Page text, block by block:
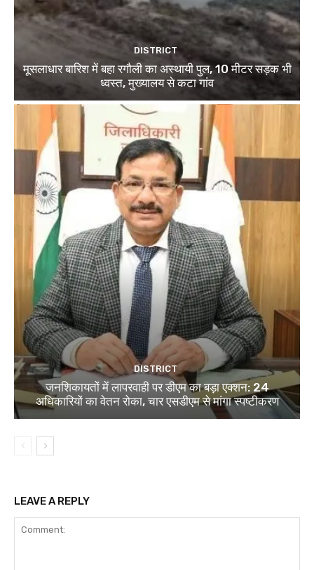
DISTRICT
मूसलाधार बारिश में बहा रगौली का अस्थायी पुल, 10 मीटर सड़क भी
ध्वस्त, मुख्यालय से कटा गांव
DISTRICT
जनशिकायतों में लापरवाही पर डीएम का बड़ा एक्शन: 24
अधिकारियों का वेतन रोका, चार एसडीएम से मांगा स्पष्टीकरण
LEAVE A REPLY